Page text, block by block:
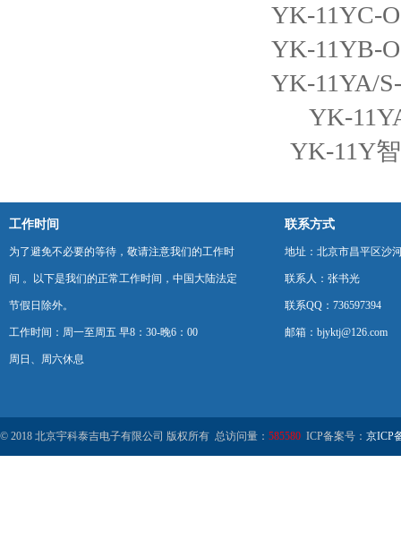
YK-11YC-
YK-11YB-
YK-11YA/
YK-
YK-11Y
工作时间
为了避免不必要的等待，敬请注意我们的工作时
间 。以下是我们的正常工作时间，中国大陆法定
节假日除外。
工作时间：周一至周五 早8：30-晚6：00
周日、周六休息
联系方式
地址：北京市昌平区沙
联系人：张书光
联系QQ：736597394
邮箱：bjyktj@126.com
© 2018 北京宇科泰吉电子有限公司 版权所有 总访问量： 585580 ICP备案号： 京ICP